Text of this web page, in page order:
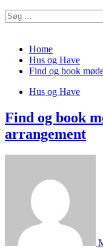
Søg
efter:
Home
Hus og Have
Find og book
Hus og Have
Find og book
arrangement